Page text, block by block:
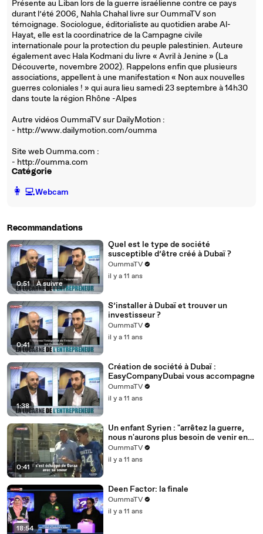
Présente au Liban lors de la guerre israélienne contre ce pays
durant l’été 2006, Nahla Chahal livre sur OummaTV son
témoignage. Sociologue, éditorialiste au quotidien arabe Al-
Hayat, elle est la coordinatrice de la Campagne civile
internationale pour la protection du peuple palestinien. Auteure
également avec Hala Kodmani du livre « Avril à Jenine » (La
Découverte, novembre 2002). Rappelons enfin que plusieurs
associations, appellent à une manifestation « Non aux nouvelles
guerres coloniales ! » qui aura lieu samedi 23 septembre à 14h30
dans toute la région Rhône -Alpes
Autre vidéos OummaTV sur DailyMotion :
- http://www.dailymotion.com/oumma
Site web Oumma.com :
- http://oumma.com
Catégorie
️👩‍💻️Webcam
Recommandations
0:51 | À suivre
Quel est le type de société
susceptible d’être créé à Dubaï ?
OummaTV
il y a 11 ans
0:41
S’installer à Dubaï et trouver un
investisseur ?
OummaTV
il y a 11 ans
1:38
Création de société à Dubaï :
EasyCompanyDubai vous accompagne
OummaTV
il y a 11 ans
0:41
Un enfant Syrien : "arrêtez la guerre,
nous n'aurons plus besoin de venir en
Europe"
OummaTV
il y a 11 ans
18:54
Deen Factor: la finale
OummaTV
il y a 11 ans